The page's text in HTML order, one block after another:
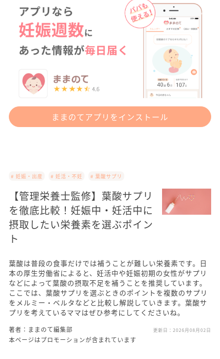
ままのてアプリをインストール
# 妊娠・出産 # 妊活・不妊 # 葉酸サプリ
【管理栄養士監修】葉酸サプリ
を徹底比較！妊娠中・妊活中に
摂取したい栄養素を選ぶポイン
ト
葉酸は普段の食事だけでは補うことが難しい栄養素です。日
本の厚生労働省によると、妊活中や妊娠初期の女性がサプリ
などによって葉酸の摂取不足を補うことを推奨しています。
ここでは、葉酸サプリを選ぶときのポイントを複数のサプリ
をメルミー・ベルタなどと比較し解説していきます。葉酸サ
プリを考えているママはぜひ参考にしてくださいね。
著者：ままのて編集部 更新日： 2026月08月02日
本ページはプロモーションが含まれています